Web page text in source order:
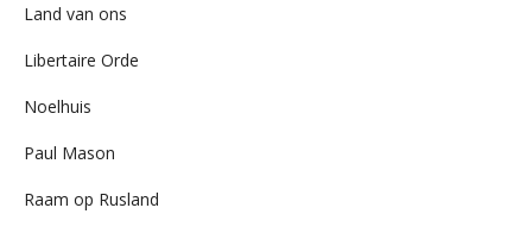
Land van ons
Libertaire Orde
Noelhuis
Paul Mason
Raam op Rusland